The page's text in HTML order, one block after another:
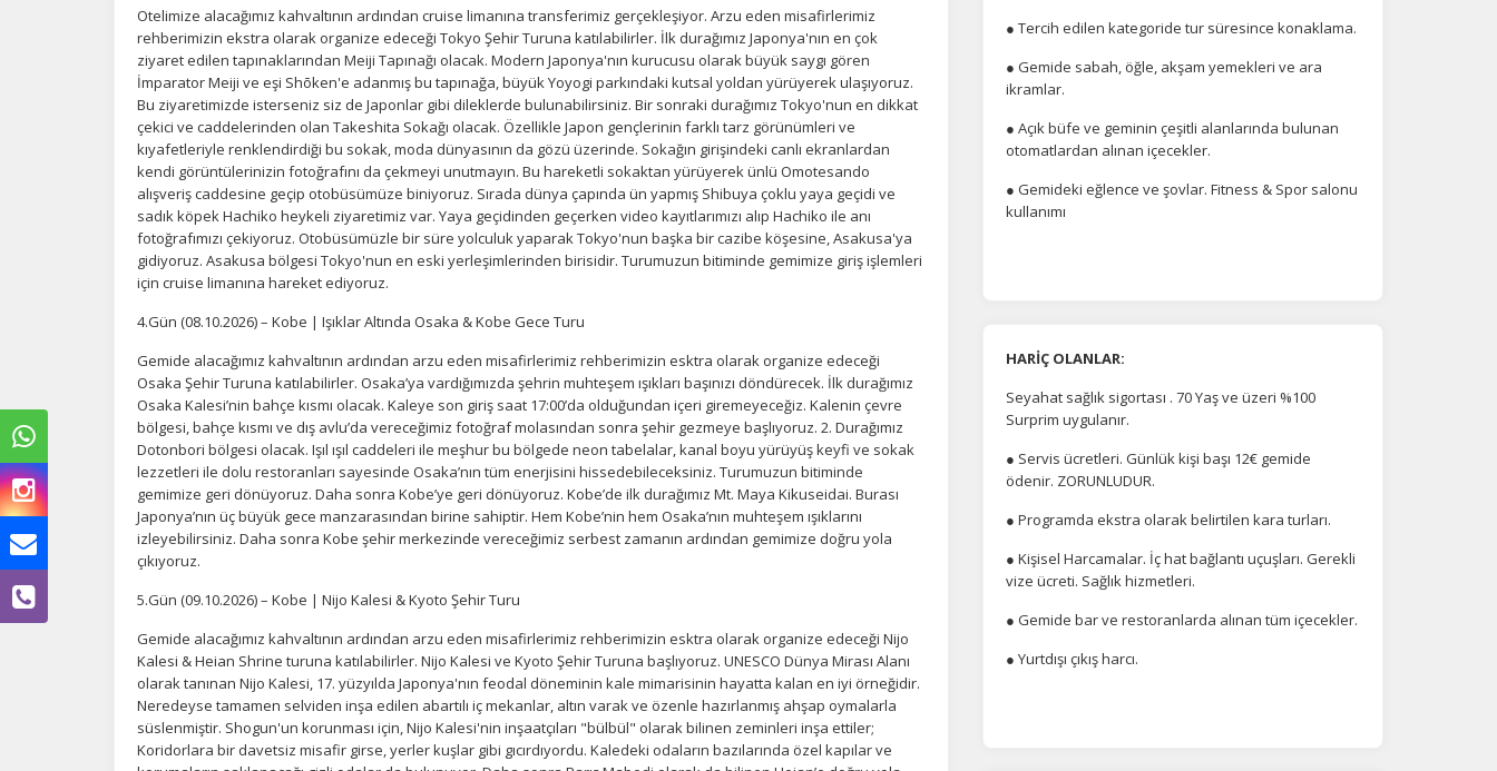
Otelimize alacağımız kahvaltının ardından cruise limanına transferimiz gerçekleşiyor. Arzu eden misafirlerimiz
rehberimizin ekstra olarak organize edeceği Tokyo Şehir Turuna katılabilirler. İlk durağımız Japonya'nın en çok
ziyaret edilen tapınaklarından Meiji Tapınağı olacak. Modern Japonya'nın kurucusu olarak büyük saygı gören
İmparator Meiji ve eşi Shōken'e adanmış bu tapınağa, büyük Yoyogi parkındaki kutsal yoldan yürüyerek ulaşıyoruz.
Bu ziyaretimizde isterseniz siz de Japonlar gibi dileklerde bulunabilirsiniz. Bir sonraki durağımız Tokyo'nun en dikkat
çekici ve caddelerinden olan Takeshita Sokağı olacak. Özellikle Japon gençlerinin farklı tarz görünümleri ve
kıyafetleriyle renklendirdiği bu sokak, moda dünyasının da gözü üzerinde. Sokağın girişindeki canlı ekranlardan
kendi görüntülerinizin fotoğrafını da çekmeyi unutmayın. Bu hareketli sokaktan yürüyerek ünlü Omotesando
alışveriş caddesine geçip otobüsümüze biniyoruz. Sırada dünya çapında ün yapmış Shibuya çoklu yaya geçidi ve
sadık köpek Hachiko heykeli ziyaretimiz var. Yaya geçidinden geçerken video kayıtlarımızı alıp Hachiko ile anı
fotoğrafımızı çekiyoruz. Otobüsümüzle bir süre yolculuk yaparak Tokyo'nun başka bir cazibe köşesine, Asakusa'ya
gidiyoruz. Asakusa bölgesi Tokyo'nun en eski yerleşimlerinden birisidir. Turumuzun bitiminde gemimize giriş işlemleri
için cruise limanına hareket ediyoruz.
4.Gün (08.10.2026) – Kobe | Işıklar Altında Osaka & Kobe Gece Turu
Gemide alacağımız kahvaltının ardından arzu eden misafirlerimiz rehberimizin esktra olarak organize edeceği
Osaka Şehir Turuna katılabilirler. Osaka’ya vardığımızda şehrin muhteşem ışıkları başınızı döndürecek. İlk durağımız
Osaka Kalesi’nin bahçe kısmı olacak. Kaleye son giriş saat 17:00’da olduğundan içeri giremeyeceğiz. Kalenin çevre
bölgesi, bahçe kısmı ve dış avlu’da vereceğimiz fotoğraf molasından sonra şehir gezmeye başlıyoruz. 2. Durağımız
Dotonbori bölgesi olacak. Işıl ışıl caddeleri ile meşhur bu bölgede neon tabelalar, kanal boyu yürüyüş keyfi ve sokak
lezzetleri ile dolu restoranları sayesinde Osaka’nın tüm enerjisini hissedebileceksiniz. Turumuzun bitiminde
gemimize geri dönüyoruz. Daha sonra Kobe’ye geri dönüyoruz. Kobe’de ilk durağımız Mt. Maya Kikuseidai. Burası
Japonya’nın üç büyük gece manzarasından birine sahiptir. Hem Kobe’nin hem Osaka’nın muhteşem ışıklarını
izleyebilirsiniz. Daha sonra Kobe şehir merkezinde vereceğimiz serbest zamanın ardından gemimize doğru yola
çıkıyoruz.
5.Gün (09.10.2026) – Kobe | Nijo Kalesi & Kyoto Şehir Turu
Gemide alacağımız kahvaltının ardından arzu eden misafirlerimiz rehberimizin esktra olarak organize edeceği Nijo
Kalesi & Heian Shrine turuna katılabilirler. Nijo Kalesi ve Kyoto Şehir Turuna başlıyoruz. UNESCO Dünya Mirası Alanı
olarak tanınan Nijo Kalesi, 17. yüzyılda Japonya'nın feodal döneminin kale mimarisinin hayatta kalan en iyi örneğidir.
Neredeyse tamamen selviden inşa edilen abartılı iç mekanlar, altın varak ve özenle hazırlanmış ahşap oymalarla
süslenmiştir. Shogun'un korunması için, Nijo Kalesi'nin inşaatçıları "bülbül" olarak bilinen zeminleri inşa ettiler;
Koridorlara bir davetsiz misafir girse, yerler kuşlar gibi gıcırdıyordu. Kaledeki odaların bazılarında özel kapılar ve
● Tercih edilen kategoride tur süresince konaklama.
● Gemide sabah, öğle, akşam yemekleri ve ara
ikramlar.
● Açık büfe ve geminin çeşitli alanlarında bulunan
otomatlardan alınan içecekler.
● Gemideki eğlence ve şovlar. Fitness & Spor salonu
kullanımı
HARİÇ OLANLAR:
Seyahat sağlık sigortası . 70 Yaş ve üzeri %100
Surprim uygulanır.
● Servis ücretleri. Günlük kişi başı 12€ gemide
ödenir. ZORUNLUDUR.
● Programda ekstra olarak belirtilen kara turları.
● Kişisel Harcamalar. İç hat bağlantı uçuşları. Gerekli
vize ücreti. Sağlık hizmetleri.
● Gemide bar ve restoranlarda alınan tüm içecekler.
● Yurtdışı çıkış harcı.